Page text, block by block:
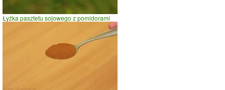
Łyżka pasztetu sojowego z pomidorami